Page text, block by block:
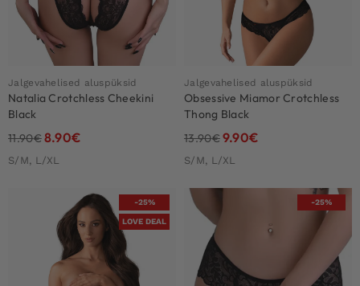
Jalgevahelised aluspüksid
Natalia Crotchless Cheekini
Black
11.90€8.90€
S/M, L/XL
Jalgevahelised aluspüksid
Obsessive Miamor Crotchless
Thong Black
13.90€9.90€
S/M, L/XL
-25%
LOVE DEAL
-25%